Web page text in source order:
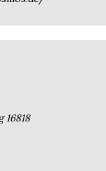
16818